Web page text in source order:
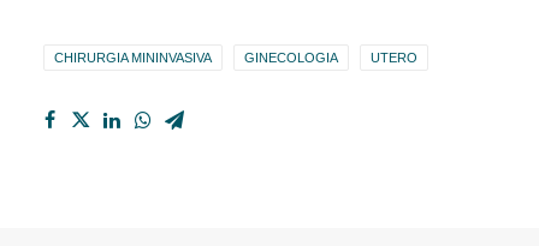
CHIRURGIA MININVASIVA GINECOLOGIA UTERO